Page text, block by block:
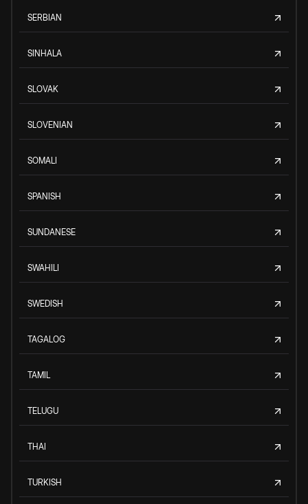
SERBIAN
SINHALA
SLOVAK
SLOVENIAN
SOMALI
SPANISH
SUNDANESE
SWAHILI
SWEDISH
TAGALOG
TAMIL
TELUGU
THAI
TURKISH